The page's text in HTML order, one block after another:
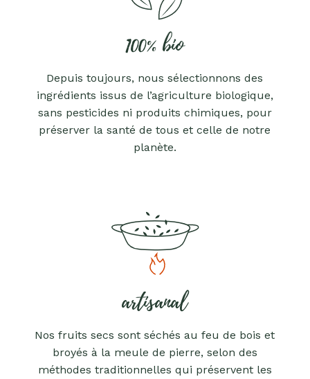
100% bio
Depuis toujours, nous sélectionnons des
ingrédients issus de l’agriculture biologique,
sans pesticides ni produits chimiques, pour
préserver la santé de tous et celle de notre
planète.
artisanal
Nos fruits secs sont séchés au feu de bois et
broyés à la meule de pierre, selon des
méthodes traditionnelles qui préservent les